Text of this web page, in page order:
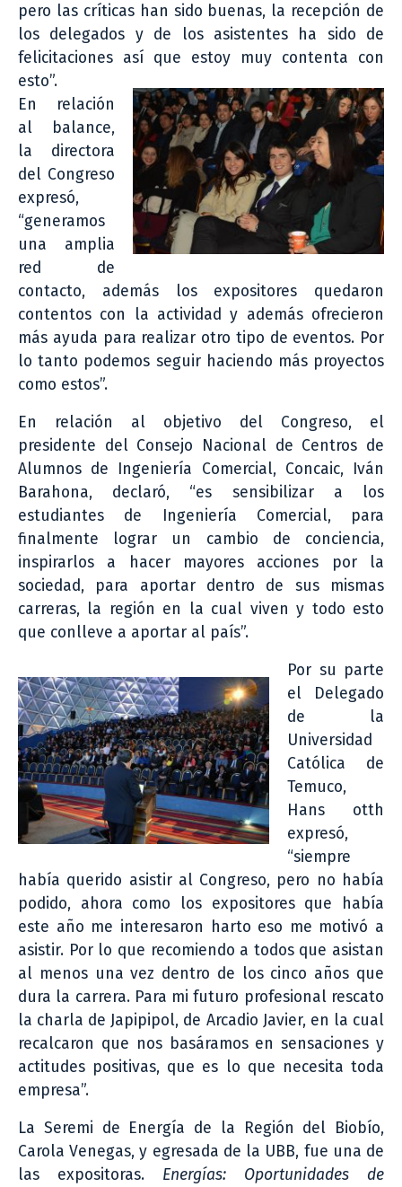
pero las críticas han sido buenas, la recepción de
los delegados y de los asistentes ha sido de
felicitaciones así que estoy muy contenta con
esto”.
En relación
al balance,
la directora
del Congreso
expresó,
“generamos
una amplia
red de
contacto, además los expositores quedaron
contentos con la actividad y además ofrecieron
más ayuda para realizar otro tipo de eventos. Por
lo tanto podemos seguir haciendo más proyectos
como estos”.
En relación al objetivo del Congreso, el
presidente del Consejo Nacional de Centros de
Alumnos de Ingeniería Comercial, Concaic, Iván
Barahona, declaró, “es sensibilizar a los
estudiantes de Ingeniería Comercial, para
finalmente lograr un cambio de conciencia,
inspirarlos a hacer mayores acciones por la
sociedad, para aportar dentro de sus mismas
carreras, la región en la cual viven y todo esto
que conlleve a aportar al país”.
Por su parte
el Delegado
de la
Universidad
Católica de
Temuco,
Hans otth
expresó,
“siempre
había querido asistir al Congreso, pero no había
podido, ahora como los expositores que había
este año me interesaron harto eso me motivó a
asistir. Por lo que recomiendo a todos que asistan
al menos una vez dentro de los cinco años que
dura la carrera. Para mi futuro profesional rescato
la charla de Japipipol, de Arcadio Javier, en la cual
recalcaron que nos basáramos en sensaciones y
actitudes positivas, que es lo que necesita toda
empresa”.
La Seremi de Energía de la Región del Biobío,
Carola Venegas, y egresada de la UBB, fue una de
las expositoras. Energías: Oportunidades de